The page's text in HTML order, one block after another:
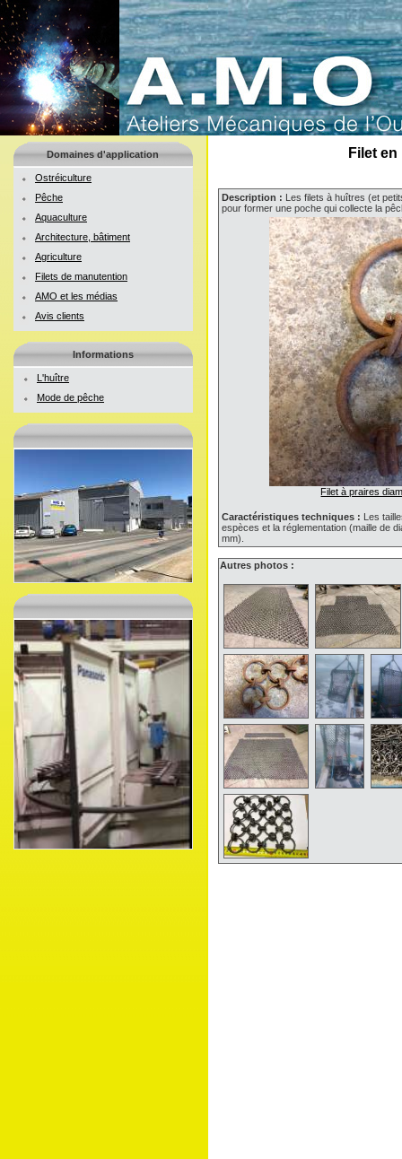
Domaines d'application
Ostréiculture
Pêche
Aquaculture
Architecture, bâtiment
Agriculture
Filets de manutention
AMO et les médias
Avis clients
Informations
L'huître
Mode de pêche
Filet
Description : Les filets à huîtres (et
pour former une poche qui collecte la
Filet à praires
Caractéristiques techniques : Les
espèces et la réglementation (maille de
mm).
Autres photos :